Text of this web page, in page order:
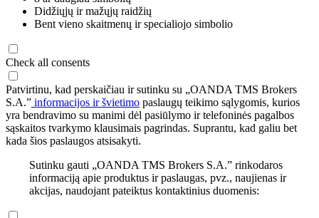
Didžiųjų ir mažųjų raidžių
Bent vieno skaitmenų ir specialiojo simbolio
Check all consents
Patvirtinu, kad perskaičiau ir sutinku su „OANDA TMS Brokers
S.A.” informacijos ir švietimo paslaugų teikimo sąlygomis, kurios
yra bendravimo su manimi dėl pasiūlymo ir telefoninės pagalbos
sąskaitos tvarkymo klausimais pagrindas. Suprantu, kad galiu bet
kada šios paslaugos atsisakyti.
Sutinku gauti „OANDA TMS Brokers S.A.” rinkodaros
informaciją apie produktus ir paslaugas, pvz., naujienas ir
akcijas, naudojant pateiktus kontaktinius duomenis: